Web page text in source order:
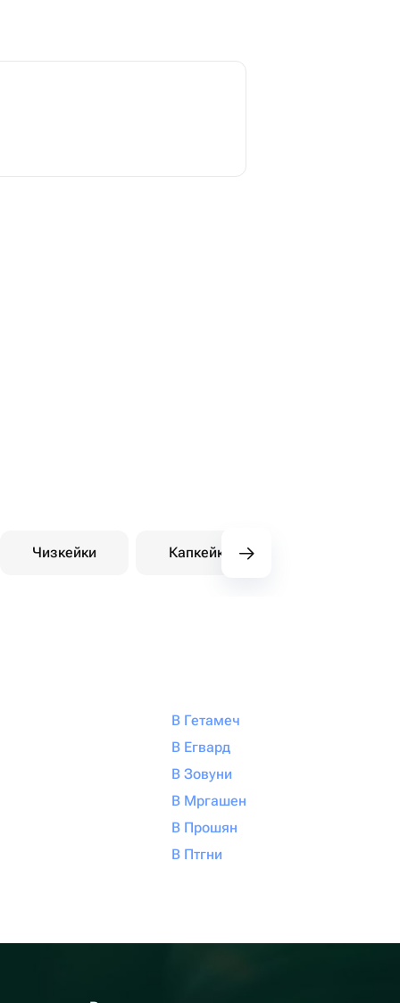
Чизкейки Капкейки
В Гетамеч
В Егвард
В Зовуни
В Мргашен
В Прошян
В Птгни